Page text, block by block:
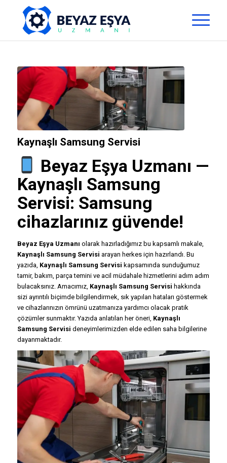
Kaynaşlı Samsung Servisi
Beyaz Eşya Uzmanı —
Kaynaşlı Samsung
Servisi: Samsung
cihazlarınız güvende!
Beyaz Eşya Uzmanı olarak hazırladığımız bu kapsamlı makale,
Kaynaşlı Samsung Servisi arayan herkes için hazırlandı. Bu
yazıda, Kaynaşlı Samsung Servisi kapsamında sunduğumuz
tamir, bakım, parça temini ve acil müdahale hizmetlerini adım adım
bulacaksınız. Amacımız, Kaynaşlı Samsung Servisi hakkında
sizi ayrıntılı biçimde bilgilendirmek, sık yapılan hataları göstermek
ve cihazlarınızın ömrünü uzatmanıza yardımcı olacak pratik
çözümler sunmaktır. Yazıda anlatılan her öneri, Kaynaşlı
Samsung Servisi deneyimlerimizden elde edilen saha bilgilerine
dayanmaktadır.